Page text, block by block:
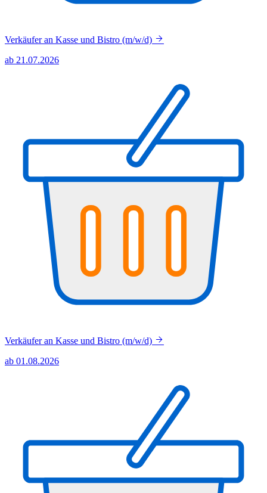
Verkäufer an Kasse und Bistro (m/w/d)
ab 21.07.2026
Verkäufer an Kasse und Bistro (m/w/d)
ab 01.08.2026